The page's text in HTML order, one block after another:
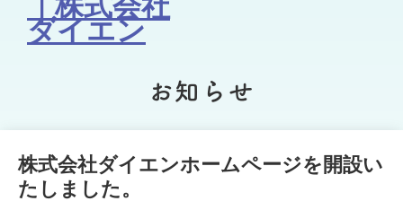
お知らせ
株式会社ダイエンホームページを開設い
たしました。